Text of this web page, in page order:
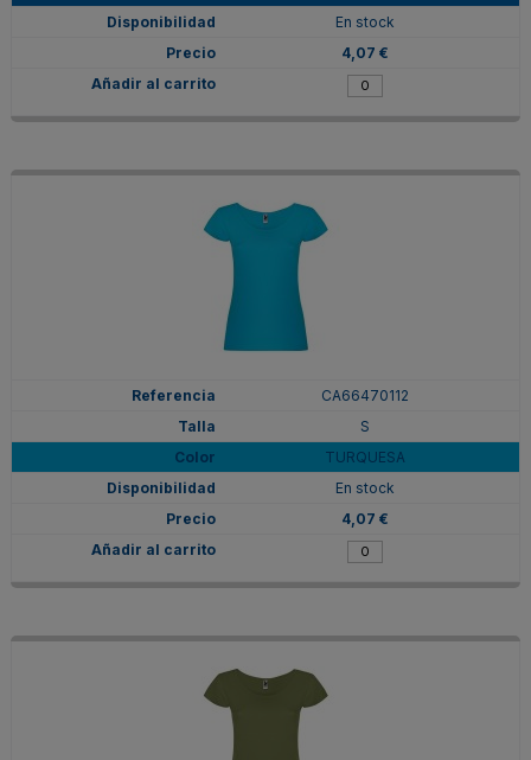
En stock
4,07 €
CA66470112
S
TURQUESA
En stock
4,07 €